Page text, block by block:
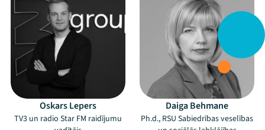
Oskars Lepers
TV3 un radio Star FM raidījumu
Daiga Behmane
Ph.d., RSU Sabiedrības veselības